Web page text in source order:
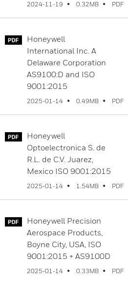
2024-11-19 0.32MB PDF
Honeywell
International Inc. A
Delaware Corporation
AS9100:D and ISO
9001:2015
2025-01-14 0.49MB PDF
Honeywell
Optoelectronica S. de
R.L. de C.V. Juarez,
Mexico ISO 9001:2015
2025-01-14 1.54MB PDF
Honeywell Precision
Aerospace Products,
Boyne City, USA, ISO
9001:2015 + AS9100D
2025-01-14 0.33MB PDF